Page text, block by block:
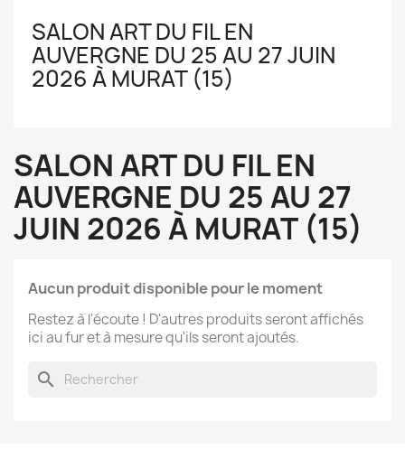
SALON ART DU FIL EN
AUVERGNE DU 25 AU 27 JUIN
2026 À MURAT (15)
SALON ART DU FIL EN
AUVERGNE DU 25 AU 27
JUIN 2026 À MURAT (15)
Aucun produit disponible pour le moment
Restez à l'écoute ! D'autres produits seront affichés
ici au fur et à mesure qu'ils seront ajoutés.
search